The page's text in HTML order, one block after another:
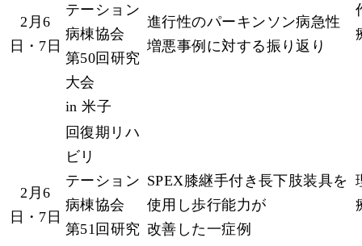
2月6
日・7日
テーション
病棟協会
第50回研究
大会
in 米子
進行性のパーキンソン病急性
増悪事例に対する振り返り
2月6
日・7日
回復期リハ
ビリ
テーション
病棟協会
第51回研究
SPEX膝継手付き長下肢装具を
使用し歩行能力が
改善した一症例